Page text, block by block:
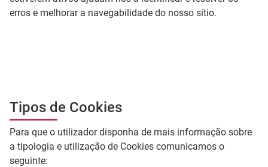
erros e melhorar a navegabilidade do nosso sítio.
Tipos de Cookies
Para que o utilizador disponha de mais informação sobre
a tipologia e utilização de Cookies comunicamos o
seguinte: